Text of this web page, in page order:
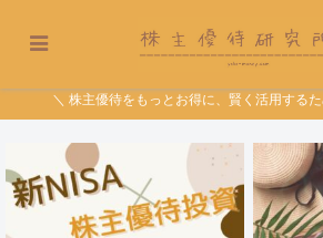
＼ 株主優待をもっとお得に、賢く活用する